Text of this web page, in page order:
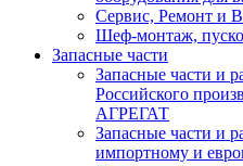
Сервис, Ремонт и
Шеф-монтаж,
Запасные части
Запасные части и
Российского
АГРЕГАТ
Запасные части и
импортному и